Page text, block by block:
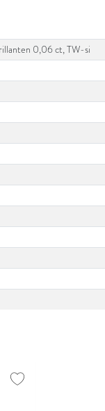
0,06 ct, TW-si